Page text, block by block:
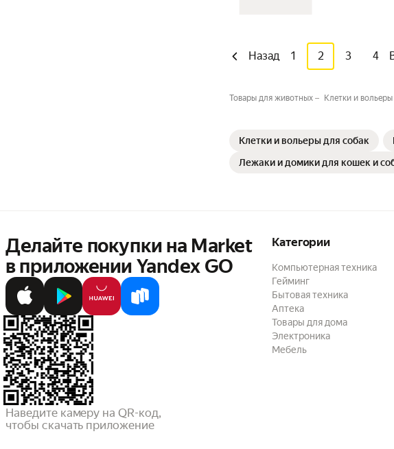
Назад 1 2 3 4
Товары для животных Клетки и
Клетки и вольеры для собак
Лежаки и домики для кошек и
Делайте покупки на Market
в приложении Yandex GO
Наведите камеру на QR-код,
чтобы скачать приложение
Категории
Компьютерная техника
Гейминг
Бытовая техника
Аптека
Товары для дома
Электроника
Мебель